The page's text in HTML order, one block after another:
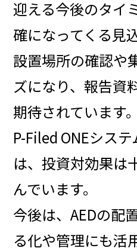
迎える今後のタイ
確になってくる見
設置場所の確認や
ズになり、報告資
期待されています。
P-Filed ONEシス
は、投資対効果は
んでいます。
今後は、AEDの配
る化や管理にも活